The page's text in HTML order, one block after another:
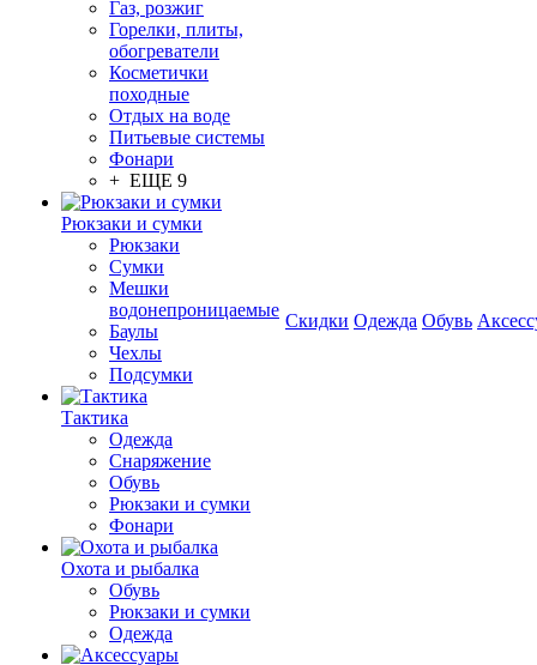
Газ, розжиг
Горелки, плиты,
обогреватели
Косметички
походные
Отдых на воде
Питьевые системы
Фонари
+ ЕЩЕ 9
Рюкзаки и сумки
Рюкзаки
Сумки
Мешки
водонепроницаемые
Баулы
Чехлы
Подсумки
Тактика
Одежда
Снаряжение
Обувь
Рюкзаки и сумки
Фонари
Охота и рыбалка
Обувь
Рюкзаки и сумки
Одежда
Скидки Одежда Обувь